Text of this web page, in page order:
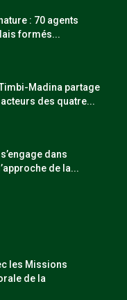
: 70 agents
formés...
Madina partage
des quatre...
dans
de la...
les Missions
de la